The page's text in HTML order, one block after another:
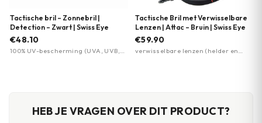
Tactische bril – Zonnebril |
Detection – Zwart | Swiss Eye
€48.10
100% UV-bescherming (UVA, UVB,
Tactische Bril met Verwisselbare
Lenzen | Attac – Bruin | Swiss Eye
€59.90
verwisselbare lenzen (helder en
HEB JE VRAGEN OVER DIT PRODUCT?